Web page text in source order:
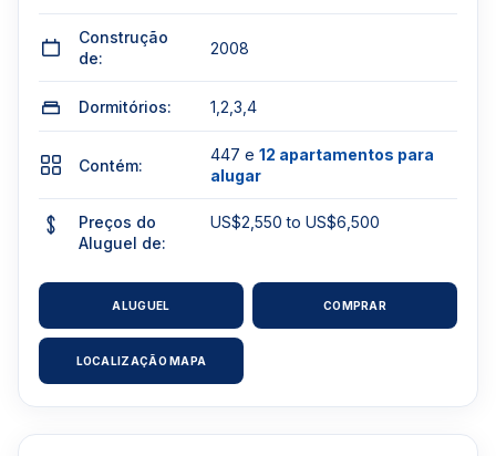
Construção
de:
2008
Dormitórios: 1,2,3,4
Contém:
447 e 12 apartamentos para
alugar
Preços do
Aluguel de:
US$2,550 to US$6,500
ALUGUEL COMPRAR
LOCALIZAÇÃO MAPA